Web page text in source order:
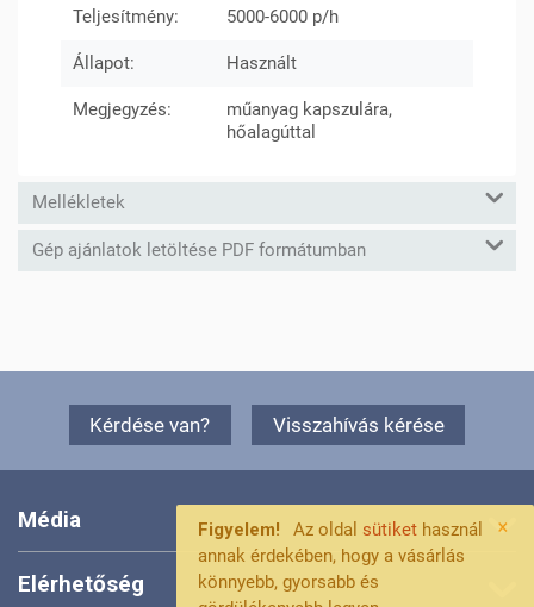
×
Figyelem! Az oldal sütiket használ
annak érdekében, hogy a vásárlás
könnyebb, gyorsabb és
Teljesítmény: 5000-6000 p/h
Állapot: Használt
Megjegyzés:
műanyag kapszulára,
hőalagúttal
Mellékletek
Gép ajánlatok letöltése PDF formátumban
Kérdése van? Visszahívás kérése
Média
Elérhetőség